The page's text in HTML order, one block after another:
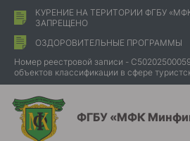
КУРЕНИЕ НА ТЕРИТОРИИ ФГБУ
ЗАПРЕЩЕНО
ОЗДОРОВИТЕЛЬНЫЕ ПРОГРАММЫ
Номер реестровой записи -
объектов классификации в сфере
ФГБУ «МФК